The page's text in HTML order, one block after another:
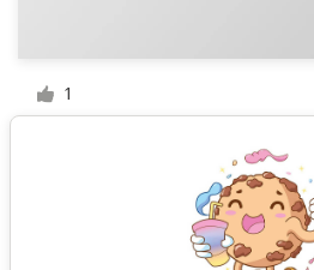
1
1 de 4